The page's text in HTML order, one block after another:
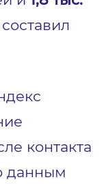
контакта
данным